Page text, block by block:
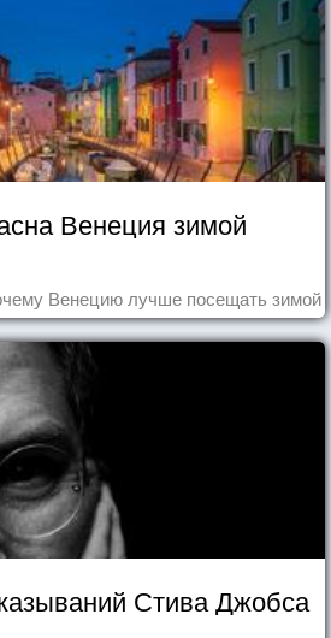
Венеция зимой
Венецию лучше посещать зимой
Стива Джобса